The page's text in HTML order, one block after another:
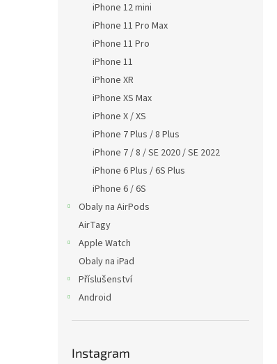
iPhone 12 mini
iPhone 11 Pro Max
iPhone 11 Pro
iPhone 11
iPhone XR
iPhone XS Max
iPhone X / XS
iPhone 7 Plus / 8 Plus
iPhone 7 / 8 / SE 2020 / SE 2022
iPhone 6 Plus / 6S Plus
iPhone 6 / 6S
Obaly na AirPods
AirTagy
Apple Watch
Obaly na iPad
Příslušenství
Android
Instagram